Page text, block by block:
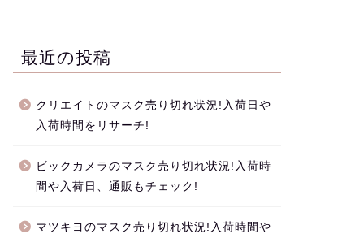
最近の投稿
クリエイトのマスク売り切れ状況!入荷日や
入荷時間をリサーチ!
ビックカメラのマスク売り切れ状況!入荷時
間や入荷日、通販もチェック!
マツキヨのマスク売り切れ状況!入荷時間や